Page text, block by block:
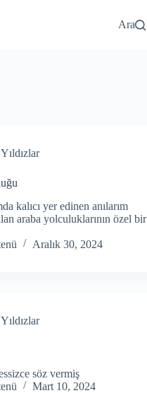
Ara
Yıldızlar
kalıcı yer edinen anılarım
araba yolculuklarının özel bir
Aralık 30, 2024
Yıldızlar
söz vermiş
Mart 10, 2024